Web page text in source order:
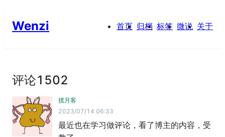
Wenzi 首页 归档 标签 微说 关于
评论1502
揽月客
2023/07/14 06:33
最近也在学习做评论，看了博主的内容，受